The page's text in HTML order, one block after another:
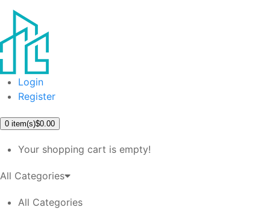
Login
Register
0 item(s)$0.00
Your shopping cart is empty!
All Categories
All Categories